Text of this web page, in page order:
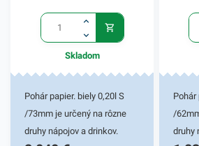
Skladom
Pohár papier. biely 0,20l S
/73mm je určený na rôzne
druhy nápojov a drinkov.
Pohár
/
druhy